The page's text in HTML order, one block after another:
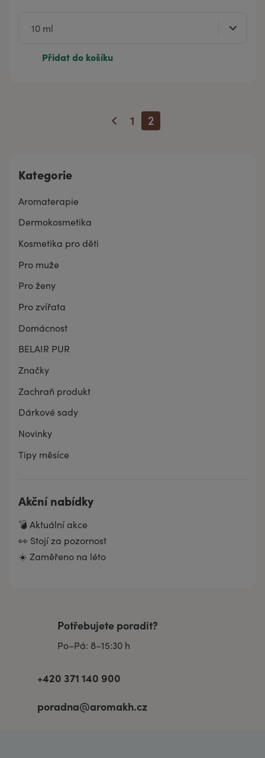
Přidat do košíku
1 2
Kategorie
Aromaterapie
Dermokosmetika
Kosmetika pro děti
Pro muže
Pro ženy
Pro zvířata
Domácnost
BELAIR PUR
Značky
Zachraň produkt
Dárkové sady
Novinky
Tipy měsíce
Akční nabídky
💣 Aktuální akce
👀 Stojí za pozornost
☀️ Zaměřeno na léto
Potřebujete poradit?
Po–Pá: 8–15:30 h
+420 371 140 900
poradna@aromakh.cz